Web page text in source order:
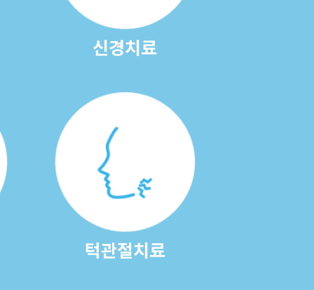
신경치료
턱관절치료